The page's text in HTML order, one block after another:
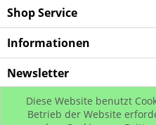
Shop Service
Informationen
Newsletter
* Alle Preise inkl. gesetzl.
Diese Website benutzt
Betrieb der Website